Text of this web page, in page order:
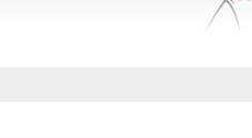
на
Материал